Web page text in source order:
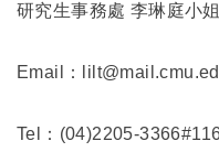
研究生事務處 李琳庭小姐
Email ：
Tel ：(04)2205-